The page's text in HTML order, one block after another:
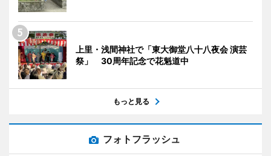
上里・浅間神社で「東大御堂八十八夜会 演芸
祭」 30周年記念で花魁道中
もっと見る
フォトフラッシュ